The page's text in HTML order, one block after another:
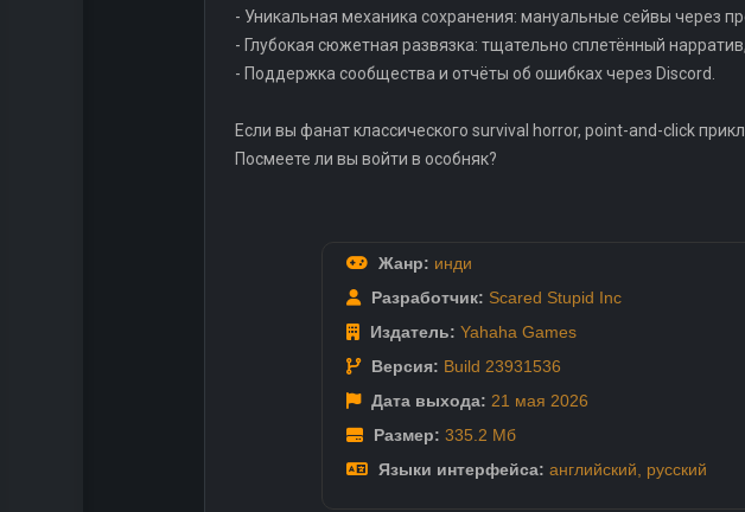
- Уникальная механика сохранения: мануальные сейвы через
- Глубокая сюжетная развязка: тщательно сплетённый
- Поддержка сообщества и отчёты об ошибках через Discord.
Если вы фанат классического survival horror, point-and-click
Посмеете ли вы войти в особняк?
Жанр: инди
Разработчик: Scared Stupid Inc
Издатель: Yahaha Games
Версия: Build 23931536
Дата выхода: 21 мая 2026
Размер: 335.2 Мб
Языки интерфейса: английский, русский